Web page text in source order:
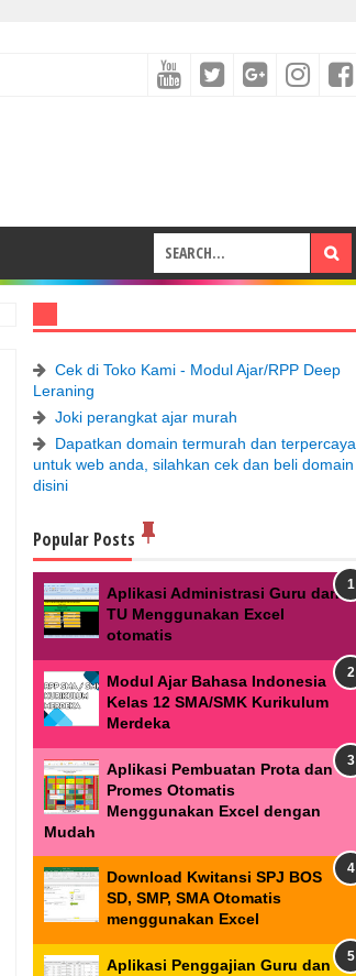
Cek di Toko Kami - Modul Ajar/RPP Deep
Leraning
Joki perangkat ajar murah
Dapatkan domain termurah dan terpercaya
untuk web anda, silahkan cek dan beli domain
disini
Popular Posts
Aplikasi Administrasi Guru dan
TU Menggunakan Excel
otomatis
Modul Ajar Bahasa Indonesia
Kelas 12 SMA/SMK Kurikulum
Merdeka
Aplikasi Pembuatan Prota dan
Promes Otomatis
Menggunakan Excel dengan
Mudah
Download Kwitansi SPJ BOS
SD, SMP, SMA Otomatis
menggunakan Excel
Aplikasi Penggajian Guru dan